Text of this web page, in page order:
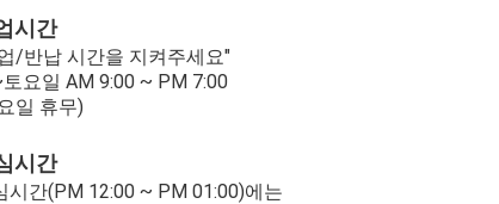
시간
/반납 시간을 지켜주세요"
요일 AM 9:00 ~ PM 7:00
일 휴무)
시간
시간(PM 12:00 ~ PM 01:00)에는